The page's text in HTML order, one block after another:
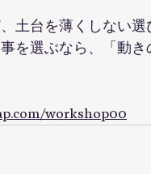
土台を薄くしない
を選ぶなら、「動
workshop00